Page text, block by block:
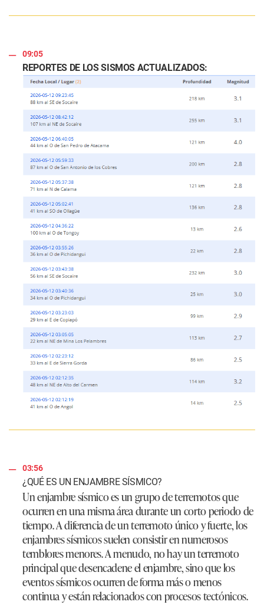
09:05
REPORTES DE LOS SISMOS ACTUALIZADOS:
03:56
¿QUÉ ES UN ENJAMBRE SÍSMICO?
Un enjambre sísmico es un grupo de terremotos que
ocurren en una misma área durante un corto periodo de
tiempo. A diferencia de un terremoto único y fuerte, los
enjambres sísmicos suelen consistir en numerosos
temblores menores. A menudo, no hay un terremoto
principal que desencadene el enjambre, sino que los
eventos sísmicos ocurren de forma más o menos
continua y están relacionados con procesos tectónicos.